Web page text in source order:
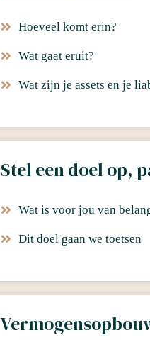
Hoeveel komt erin?
Wat gaat eruit?
Wat zijn je assets en je
Stel een doel op,
Wat is voor jou van
Dit doel gaan we toetsen